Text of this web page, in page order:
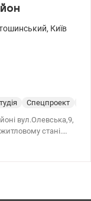
, Київ
Спецпроект
вул.Олевська,9,
стані.